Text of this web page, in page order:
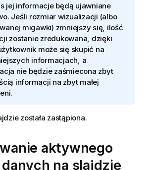
jej informacje będą ujawniane
Jeśli rozmiar wizualizacji (albo
migawki) zmniejszy się, ilość
zostanie zredukowana, dzięki
może się skupić na
informacjach, a
nie będzie zaśmiecona zbyt
informacji na zbyt małej
została zastąpiona.
aktywnego
na slajdzie